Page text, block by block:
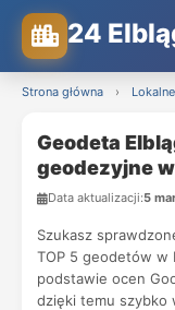
24
Strona główna ›
Geodeta
geodezyjne
Data aktualizacji:5
Szukasz
TOP 5 geodetów w
podstawie ocen
dzięki temu szybko